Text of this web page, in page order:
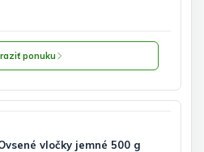
ponuku
vločky jemné 500 g